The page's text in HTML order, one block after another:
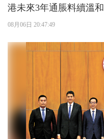
港未來3年通脹料續溫和
08月06日 20:47:49